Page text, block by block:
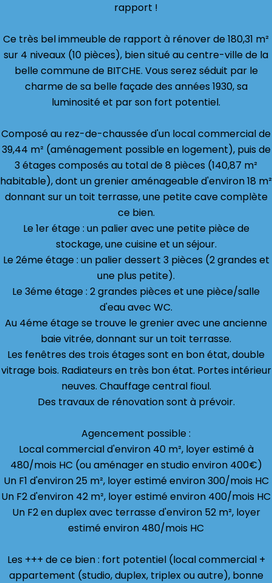
rapport !
Ce très bel immeuble de rapport à rénover de 180,31 m²
sur 4 niveaux (10 pièces), bien situé au centre-ville de la
belle commune de BITCHE. Vous serez séduit par le
charme de sa belle façade des années 1930, sa
luminosité et par son fort potentiel.
Composé au rez-de-chaussée d'un local commercial de
39,44 m² (aménagement possible en logement), puis de
3 étages composés au total de 8 pièces (140,87 m²
habitable), dont un grenier aménageable d'environ 18 m²
donnant sur un toit terrasse, une petite cave complète
ce bien.
Le 1er étage : un palier avec une petite pièce de
stockage, une cuisine et un séjour.
Le 2éme étage : un palier dessert 3 pièces (2 grandes et
une plus petite).
Le 3éme étage : 2 grandes pièces et une pièce/salle
d'eau avec WC.
Au 4éme étage se trouve le grenier avec une ancienne
baie vitrée, donnant sur un toit terrasse.
Les fenêtres des trois étages sont en bon état, double
vitrage bois. Radiateurs en très bon état. Portes intérieur
neuves. Chauffage central fioul.
Des travaux de rénovation sont à prévoir.
Agencement possible :
Local commercial d'environ 40 m², loyer estimé à
480/mois HC (ou aménager en studio environ 400€)
Un F1 d'environ 25 m², loyer estimé environ 300/mois HC
Un F2 d'environ 42 m², loyer estimé environ 400/mois HC
Un F2 en duplex avec terrasse d'environ 52 m², loyer
estimé environ 480/mois HC
Les +++ de ce bien : fort potentiel (local commercial +
appartement (studio, duplex, triplex ou autre), bonne